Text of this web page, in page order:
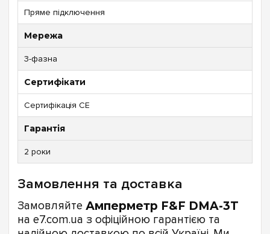
Пряме підключення
Мережа
3-фазна
Сертифікати
Сертифікація CE
Гарантія
2 роки
Замовлення та доставка
Замовляйте Амперметр F&F DMA-3T
на e7.com.ua з офіційною гарантією та